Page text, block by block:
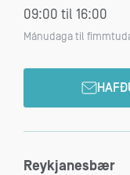
09:00 til 16:00
Mánudaga til
Reykjanesbær